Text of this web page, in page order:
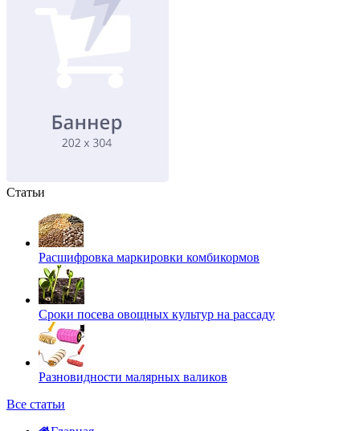
Статьи
Расшифровка маркировки комбикормов
Сроки посева овощных культур на рассаду
Разновидности малярных валиков
Все статьи